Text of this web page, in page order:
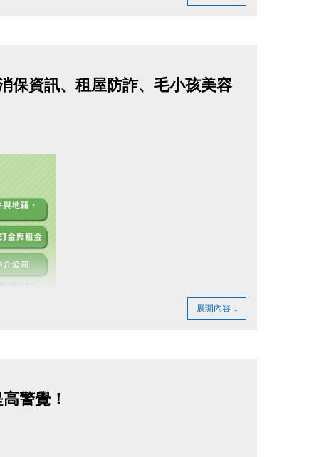
保資訊、租屋防詐、毛小孩美容
展開內容
警覺！